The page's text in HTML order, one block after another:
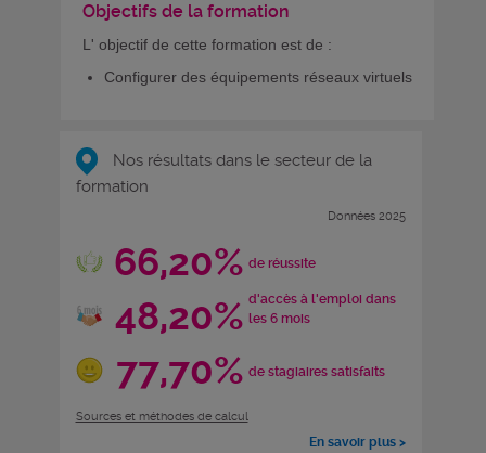
Objectifs de la formation
L' objectif de cette formation est de :
Configurer des équipements réseaux virtuels
Nos résultats dans le secteur de la
formation
Données 2025
66,20% de réussite
48,20% d'accès à l'emploi dans
les 6 mois
77,70% de stagiaires satisfaits
Sources et méthodes de calcul
En savoir plus >